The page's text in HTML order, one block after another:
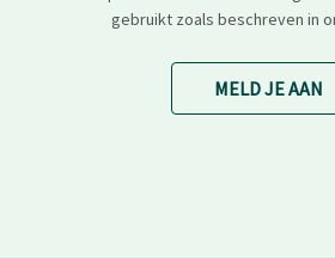
gebruikt zoals beschreven in
MELD JE AAN